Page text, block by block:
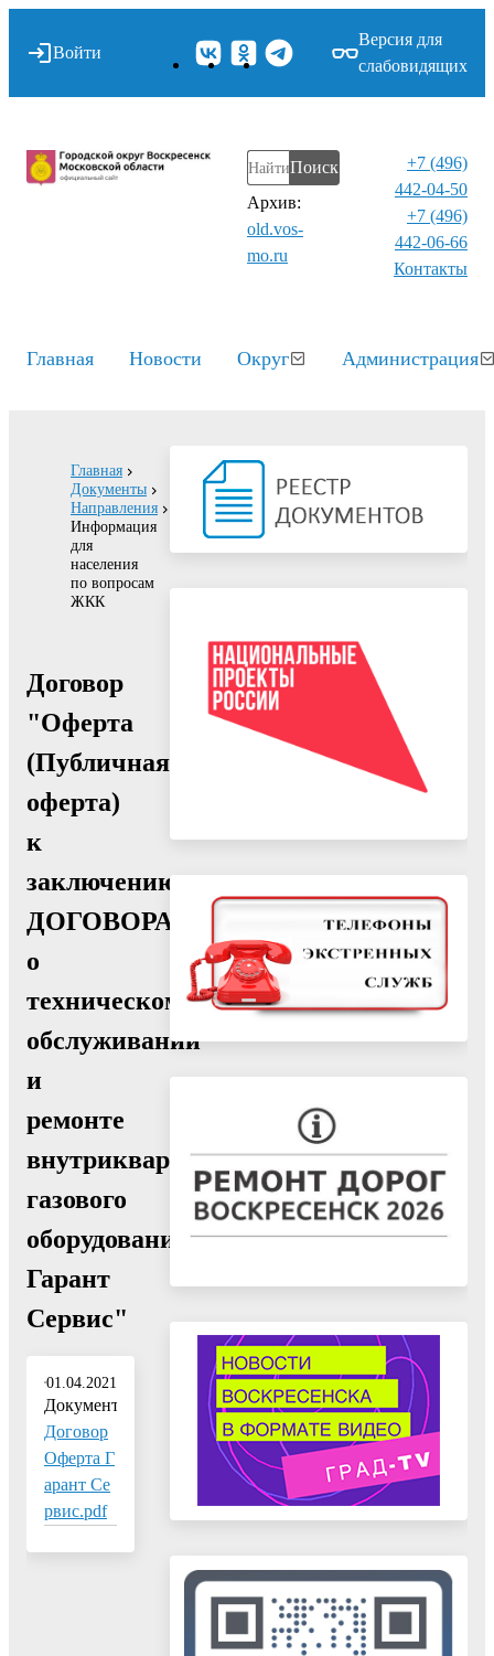
Войти
Версия для
слабовидящих
Поиск
Архив:
old.vos-
mo.ru
+7 (496)
442-04-50
+7 (496)
442-06-66
Контакты⁠
Главная Новости Округ Администрация
Главная
Документы
Направления
Информация
для
населения
по вопросам
ЖКК
Договор
"Оферта
(Публичная
оферта)
к
заключению
ДОГОВОРА
о
техническом
обслуживании
и
ремонте
внутриквартирного
газового
оборудования.
Гарант
Сервис"
01.04.2021
Документ:
Договор
Оферта Г
арант Се
рвис.pdf